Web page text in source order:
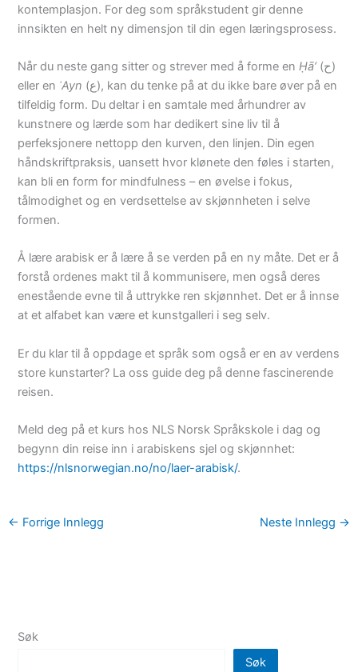
kontemplasjon. For deg som språkstudent gir denne
innsikten en helt ny dimensjon til din egen læringsprosess.
Når du neste gang sitter og strever med å forme enḤā’ (ح)
eller en ʿAyn (ع), kan du tenke på at du ikke bare øver på en
tilfeldig form. Du deltar i en samtale med århundrer av
kunstnere og lærde som har dedikert sine liv til å
perfeksjonere nettopp den kurven, den linjen. Din egen
håndskriftpraksis, uansett hvor klønete den føles i starten,
kan bli en form for mindfulness – en øvelse i fokus,
tålmodighet og en verdsettelse av skjønnheten i selve
formen.
Å lære arabisk er å lære å se verden på en ny måte. Det er å
forstå ordenes makt til å kommunisere, men også deres
enestående evne til å uttrykke ren skjønnhet. Det er å innse
at et alfabet kan være et kunstgalleri i seg selv.
Er du klar til å oppdage et språk som også er en av verdens
store kunstarter? La oss guide deg på denne fascinerende
reisen.
Meld deg på et kurs hos NLS Norsk Språkskole i dag og
begynn din reise inn i arabiskens sjel og skjønnhet:
https://nlsnorwegian.no/no/laer-arabisk/.
← Forrige Innlegg Neste Innlegg →
Søk
Søk